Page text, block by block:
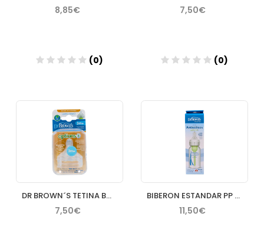
8,85€
(0)
Añadir
7,50€
(0)
DR BROWN´S TETINA BOCA ANCHA NIVEL 23 MESES
7,50€
BIBERON ESTANDAR PP 120 ML DR BROWNS
11,50€